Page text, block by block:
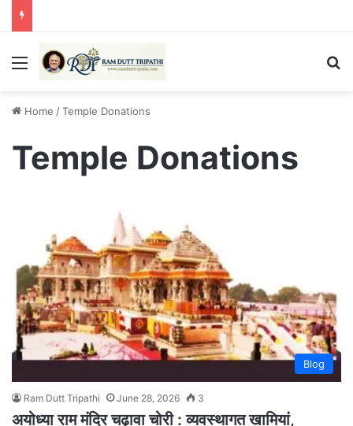
Menu
Home /Temple Donations
Temple Donations
Blog
Ram Dutt Tripathi June 28, 2026 3
अयोध्या राम मंदिर चढ़ावा चोरी : व्यवस्थागत खामियां,